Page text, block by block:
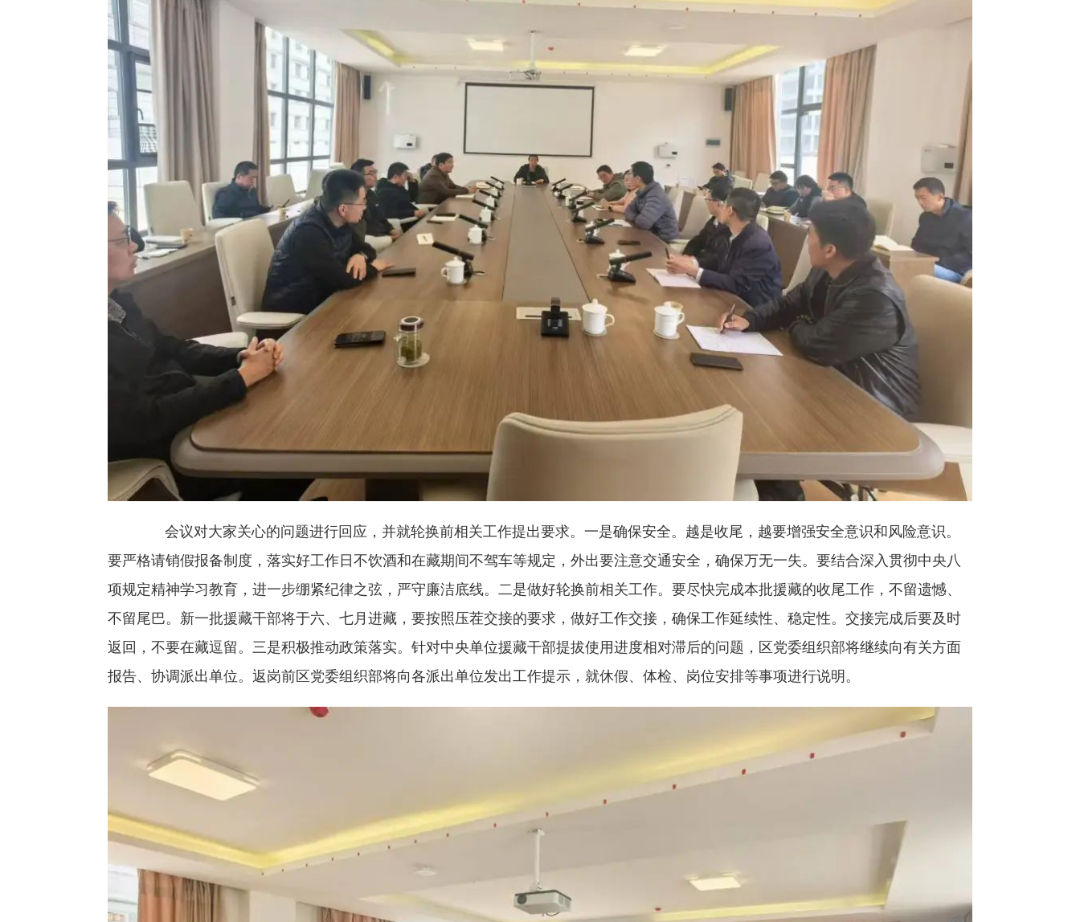
会议对大家关心的问题进行回应，并就轮换前相关工作提出要求。一是确保安全。越是收尾，越要增强安全意识和风险意识。
要严格请销假报备制度，落实好工作日不饮酒和在藏期间不驾车等规定，外出要注意交通安全，确保万无一失。要结合深入贯彻中央八
项规定精神学习教育，进一步绷紧纪律之弦，严守廉洁底线。二是做好轮换前相关工作。要尽快完成本批援藏的收尾工作，不留遗憾、
不留尾巴。新一批援藏干部将于六、七月进藏，要按照压茬交接的要求，做好工作交接，确保工作延续性、稳定性。交接完成后要及时
返回，不要在藏逗留。三是积极推动政策落实。针对中央单位援藏干部提拔使用进度相对滞后的问题，区党委组织部将继续向有关方面
报告、协调派出单位。返岗前区党委组织部将向各派出单位发出工作提示，就休假、体检、岗位安排等事项进行说明。